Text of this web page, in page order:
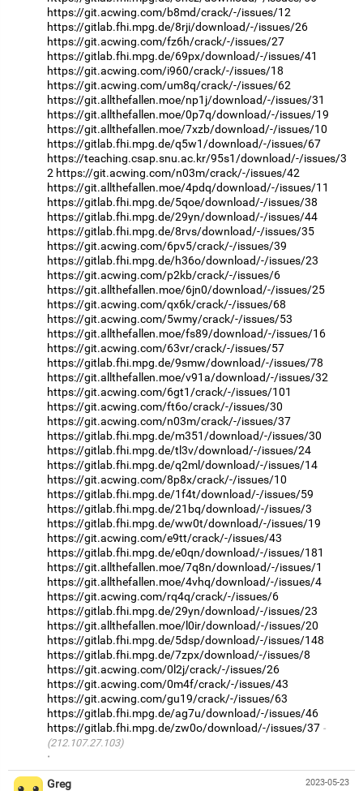
https://git.acwing.com/b8md/crack/-/issues/12
https://gitlab.fhi.mpg.de/8rji/download/-/issues/26
https://git.acwing.com/fz6h/crack/-/issues/27
https://gitlab.fhi.mpg.de/69px/download/-/issues/41
https://git.acwing.com/i960/crack/-/issues/18
https://git.acwing.com/um8q/crack/-/issues/62
https://git.allthefallen.moe/np1j/download/-/issues/31
https://git.allthefallen.moe/0p7q/download/-/issues/19
https://git.allthefallen.moe/7xzb/download/-/issues/10
https://gitlab.fhi.mpg.de/q5w1/download/-/issues/67
https://teaching.csap.snu.ac.kr/95s1/download/-/issues/3
2 https://git.acwing.com/n03m/crack/-/issues/42
https://git.allthefallen.moe/4pdq/download/-/issues/11
https://gitlab.fhi.mpg.de/5qoe/download/-/issues/38
https://gitlab.fhi.mpg.de/29yn/download/-/issues/44
https://gitlab.fhi.mpg.de/8rvs/download/-/issues/35
https://git.acwing.com/6pv5/crack/-/issues/39
https://gitlab.fhi.mpg.de/h36o/download/-/issues/23
https://git.acwing.com/p2kb/crack/-/issues/6
https://git.allthefallen.moe/6jn0/download/-/issues/25
https://git.acwing.com/qx6k/crack/-/issues/68
https://git.acwing.com/5wmy/crack/-/issues/53
https://git.allthefallen.moe/fs89/download/-/issues/16
https://git.acwing.com/63vr/crack/-/issues/57
https://gitlab.fhi.mpg.de/9smw/download/-/issues/78
https://git.allthefallen.moe/v91a/download/-/issues/32
https://git.acwing.com/6gt1/crack/-/issues/101
https://git.acwing.com/ft6o/crack/-/issues/30
https://git.acwing.com/n03m/crack/-/issues/37
https://gitlab.fhi.mpg.de/m351/download/-/issues/30
https://gitlab.fhi.mpg.de/tl3v/download/-/issues/24
https://gitlab.fhi.mpg.de/q2ml/download/-/issues/14
https://git.acwing.com/8p8x/crack/-/issues/10
https://gitlab.fhi.mpg.de/1f4t/download/-/issues/59
https://gitlab.fhi.mpg.de/21bq/download/-/issues/3
https://gitlab.fhi.mpg.de/ww0t/download/-/issues/19
https://git.acwing.com/e9tt/crack/-/issues/43
https://gitlab.fhi.mpg.de/e0qn/download/-/issues/181
https://git.allthefallen.moe/7q8n/download/-/issues/1
https://git.allthefallen.moe/4vhq/download/-/issues/4
https://git.acwing.com/rq4q/crack/-/issues/6
https://gitlab.fhi.mpg.de/29yn/download/-/issues/23
https://git.allthefallen.moe/l0ir/download/-/issues/20
https://gitlab.fhi.mpg.de/5dsp/download/-/issues/148
https://gitlab.fhi.mpg.de/7zpx/download/-/issues/8
https://git.acwing.com/0l2j/crack/-/issues/26
https://git.acwing.com/0m4f/crack/-/issues/43
https://git.acwing.com/gu19/crack/-/issues/63
https://gitlab.fhi.mpg.de/ag7u/download/-/issues/46
https://gitlab.fhi.mpg.de/zw0o/download/-/issues/37
(212.107.27.103)
·
2023-05-23
Greg